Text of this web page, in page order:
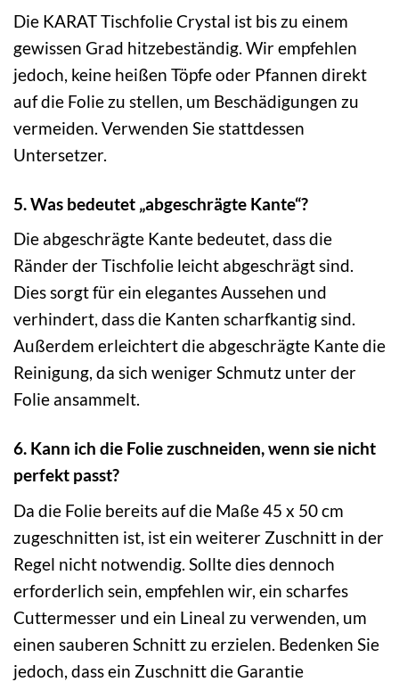
Die KARAT Tischfolie Crystal ist bis zu einem
gewissen Grad hitzebeständig. Wir empfehlen
jedoch, keine heißen Töpfe oder Pfannen direkt
auf die Folie zu stellen, um Beschädigungen zu
vermeiden. Verwenden Sie stattdessen
Untersetzer.
5. Was bedeutet „abgeschrägte Kante“?
Die abgeschrägte Kante bedeutet, dass die
Ränder der Tischfolie leicht abgeschrägt sind.
Dies sorgt für ein elegantes Aussehen und
verhindert, dass die Kanten scharfkantig sind.
Außerdem erleichtert die abgeschrägte Kante die
Reinigung, da sich weniger Schmutz unter der
Folie ansammelt.
6. Kann ich die Folie zuschneiden, wenn sie nicht
perfekt passt?
Da die Folie bereits auf die Maße 45 x 50 cm
zugeschnitten ist, ist ein weiterer Zuschnitt in der
Regel nicht notwendig. Sollte dies dennoch
erforderlich sein, empfehlen wir, ein scharfes
Cuttermesser und ein Lineal zu verwenden, um
einen sauberen Schnitt zu erzielen. Bedenken Sie
jedoch, dass ein Zuschnitt die Garantie